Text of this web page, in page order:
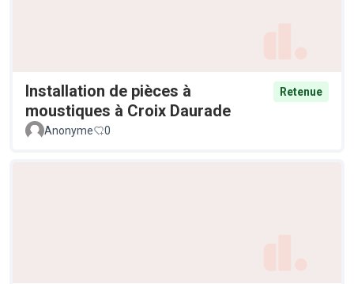
Installation de pièces à
moustiques à Croix Daurade
Retenue
Anonyme 0